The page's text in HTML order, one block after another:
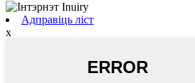
Адправіць ліст
x